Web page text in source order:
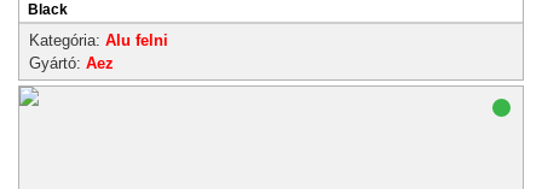
Black
Kategória: Alu felni
Gyártó: Aez